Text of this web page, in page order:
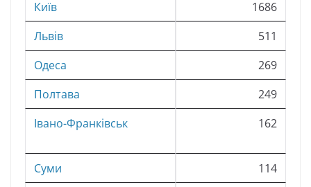
Київ
1686
Львів
511
Одеса
269
Полтава
249
Івано-Франківськ
162
Суми
114